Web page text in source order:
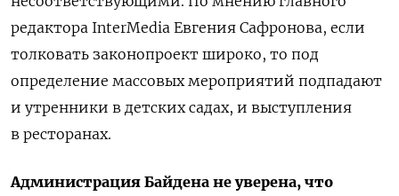
редактора InterMedia Евгения Сафронова, если
толковать законопроект широко, то под
определение массовых мероприятий подпадают
и утренники в детских садах, и выступления
в ресторанах.
Администрация Байдена не уверена, что